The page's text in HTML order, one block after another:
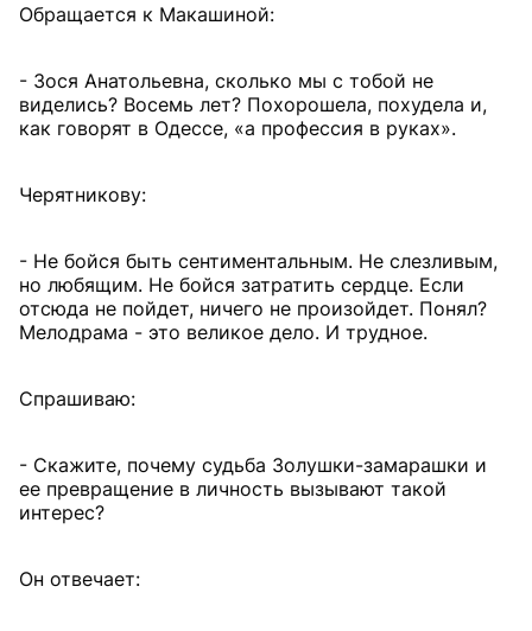
Обращается к Макашиной:
- Зося Анатольевна, сколько мы с тобой не
виделись? Восемь лет? Похорошела, похудела и,
как говорят в Одессе, «а профессия в руках».
Черятникову:
- Не бойся быть сентиментальным. Не слезливым,
но любящим. Не бойся затратить сердце. Если
отсюда не пойдет, ничего не произойдет. Понял?
Мелодрама - это великое дело. И трудное.
Спрашиваю:
- Скажите, почему судьба Золушки-замарашки и
ее превращение в личность вызывают такой
интерес?
Он отвечает: